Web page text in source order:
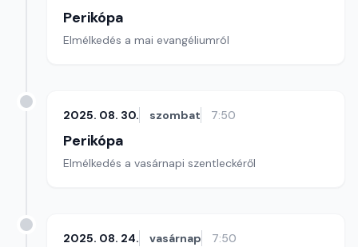
Perikópa
Elmélkedés a mai evangéliumról
2025. 08. 30. szombat 7:50
Perikópa
Elmélkedés a vasárnapi szentleckéről
2025. 08. 24. vasárnap 7:50